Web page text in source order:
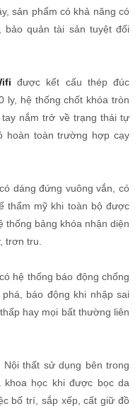
sản phẩm có khả năng có
bảo quản tài sản tuyệt đối
được kết cấu thép đúc
ly, hệ thống chốt khóa tròn
nắm trở về trạng thái tự
hoàn toàn trường hợp cạy
có dáng đứng vuông vắn, có
thẩm mỹ khi toàn bộ được
thống bảng khóa nhận diện
trơn tru.
có hệ thống báo động chống
báo động khi nhập sai
hay mọi bất thường liên
Nội thất sử dụng bên trong
học khi được bọc da
bố trí, sắp xếp, cất giữ đồ